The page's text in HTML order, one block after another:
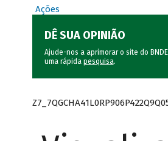
Ações
DÊ SUA OPINIÃO
Ajude-nos a aprimorar o site do
uma rápida pesquisa.